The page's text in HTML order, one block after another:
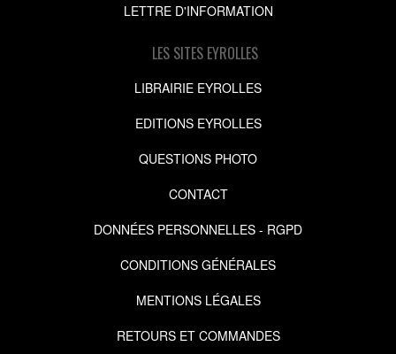
LETTRE D'INFORMATION
LES SITES EYROLLES
LIBRAIRIE EYROLLES
EDITIONS EYROLLES
QUESTIONS PHOTO
CONTACT
DONNÉES PERSONNELLES - RGPD
CONDITIONS GÉNÉRALES
MENTIONS LÉGALES
RETOURS ET COMMANDES